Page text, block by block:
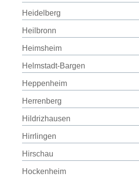
Heidelberg
Heilbronn
Heimsheim
Helmstadt-Bargen
Heppenheim
Herrenberg
Hildrizhausen
Hirrlingen
Hirschau
Hockenheim